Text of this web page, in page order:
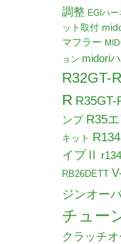
調整 EGIハー
ット取付
マフラー
ョン midori
R32GT-R
R R35GT-
ンプ R35
キット
イプⅡ
RB26DETT
ジンオー
チュー
クラッチ